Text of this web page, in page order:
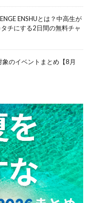
ENSHUとは？中高生が
チにする2日間の無料チャ
象のイベントまとめ【8月